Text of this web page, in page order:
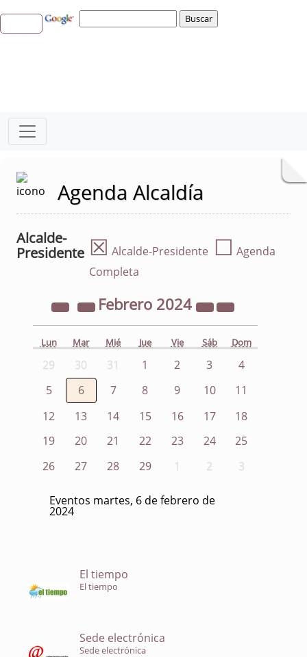
Agenda Alcaldía
Alcalde-
Presidente ☒ Alcalde-Presidente ☐ Agenda
Completa
Febrero 2024
Lun Mar Mié Jue Vie Sáb Dom
29 30 31 1 2 3
4
5
6 7 8 9 10
11
12
13 14 15 16 17
18
19
20 21 22 23 24
25
26
27 28 29 1 2 3
Eventos martes, 6 de febrero de
2024
El tiempo
El tiempo
Sede electrónica
Sede electrónica